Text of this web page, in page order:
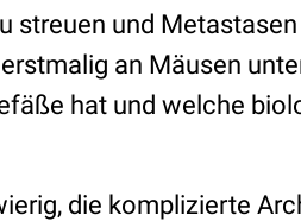
streuen und
an Mäusen
hat und welche
die komplizierte